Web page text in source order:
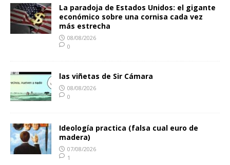
La paradoja de Estados Unidos: el gigante
económico sobre una cornisa cada vez
más estrecha
08/08/2026
0
las viñetas de Sir Cámara
08/08/2026
0
Ideología practica (falsa cual euro de
madera)
07/08/2026
1